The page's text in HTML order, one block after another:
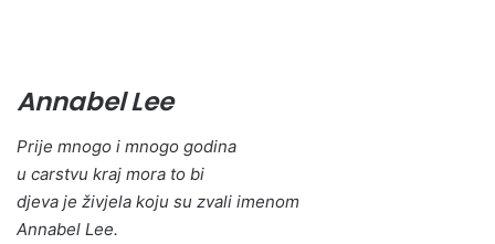
Annabel Lee
Prije mnogo i mnogo godina
u carstvu kraj mora to bi
djeva je živjela koju su zvali imenom
Annabel Lee.